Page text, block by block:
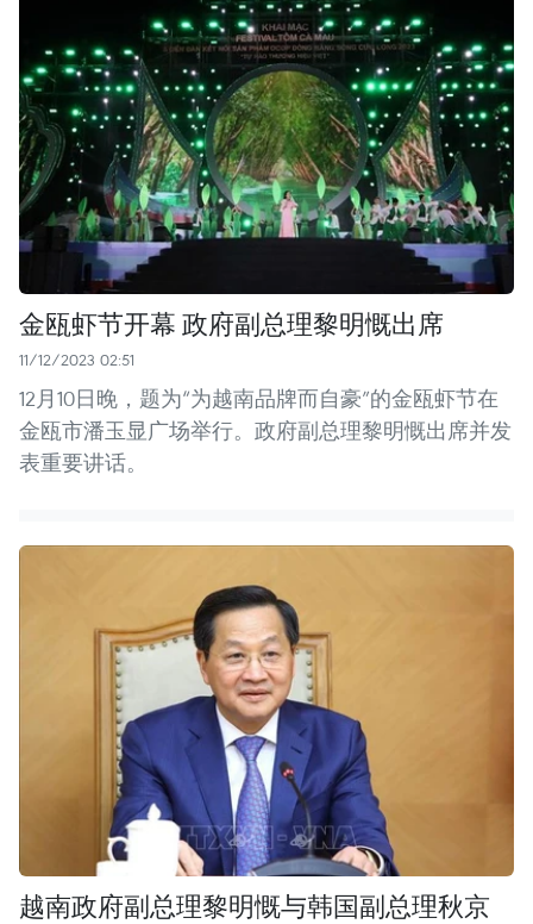
金瓯虾节开幕 政府副总理黎明慨出席
11/12/2023 02:51
12月10日晚，题为“为越南品牌而自豪”的金瓯虾节在
金瓯市潘玉显广场举行。政府副总理黎明慨出席并发
表重要讲话。
越南政府副总理黎明慨与韩国副总理秋京